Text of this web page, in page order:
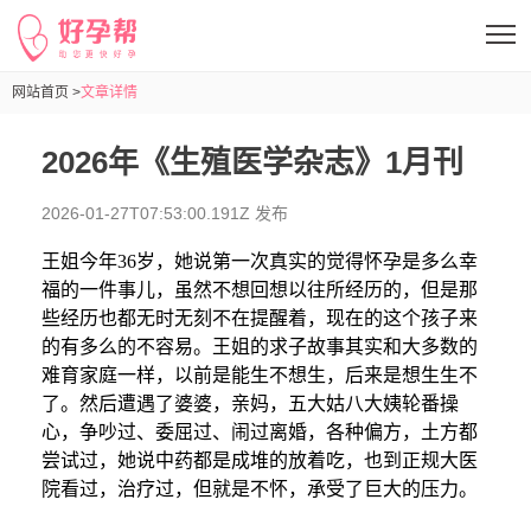
网站首页 >文章详情
2026年《生殖医学杂志》1月刊
2026-01-27T07:53:00.191Z 发布
王姐今年36岁，她说第一次真实的觉得怀孕是多么幸
福的一件事儿，虽然不想回想以往所经历的，但是那
些经历也都无时无刻不在提醒着，现在的这个孩子来
的有多么的不容易。
王姐的求子故事其实和大多数的
难育家庭一样，以前是能生不想生，后来是想生生不
了。然后遭遇了婆婆，亲妈，五大姑八大姨轮番操
心，争吵过、委屈过、闹过离婚，各种偏方，土方都
尝试过，她说中药都是成堆的放着吃， 也到正规大医
院看过，治疗过，但就是不怀，承受了巨大的压力。